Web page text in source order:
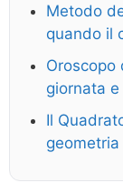
Metodo
quando il
Oroscopo
giornata e
Il